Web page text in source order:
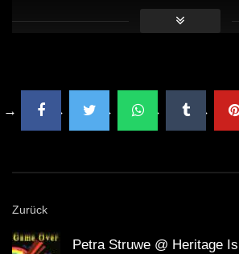
Zurück
Petra Struwe @ Heritage